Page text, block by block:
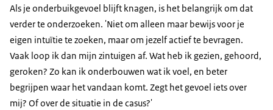
Als je onderbuikgevoel blijft knagen, is het belangrijk om dat
verder te onderzoeken. 'Niet om alleen maar bewijs voor je
eigen intuïtie te zoeken, maar om jezelf actief te bevragen.
Vaak loop ik dan mijn zintuigen af. Wat heb ik gezien, gehoord,
geroken? Zo kan ik onderbouwen wat ik voel, en beter
begrijpen waar het vandaan komt. Zegt het gevoel iets over
mij? Of over de situatie in de casus?'